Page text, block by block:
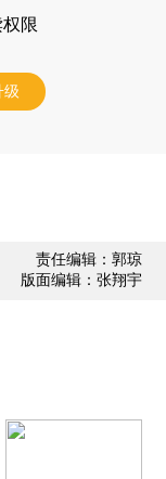
限
级
责任编辑：郭琼
版面编辑：张翔宇